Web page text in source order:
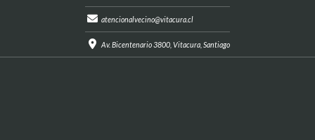
atencionalvecino@vitacura.cl
Av. Bicentenario 3800, Vitacura, Santiago